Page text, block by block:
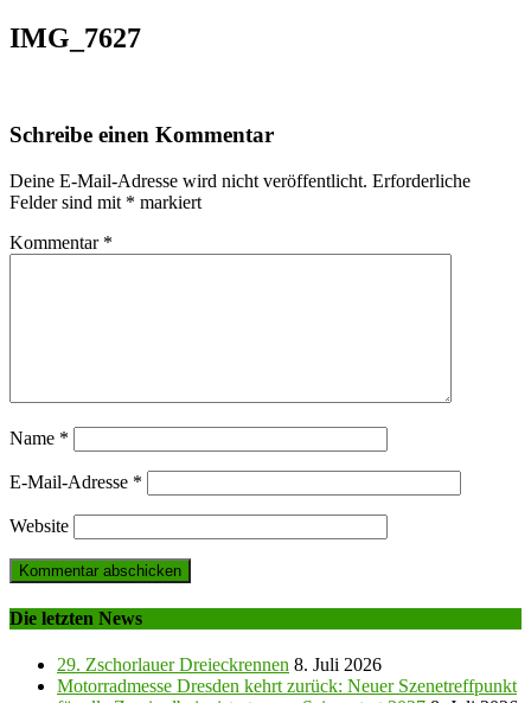
IMG_7627
Schreibe einen Kommentar
Deine E-Mail-Adresse wird nicht veröffentlicht. Erforderliche
Felder sind mit * markiert
Kommentar *
Name *
E-Mail-Adresse *
Website
Die letzten News
29. Zschorlauer Dreieckrennen 8. Juli 2026
Motorradmesse Dresden kehrt zurück: Neuer Szenetreffpunkt